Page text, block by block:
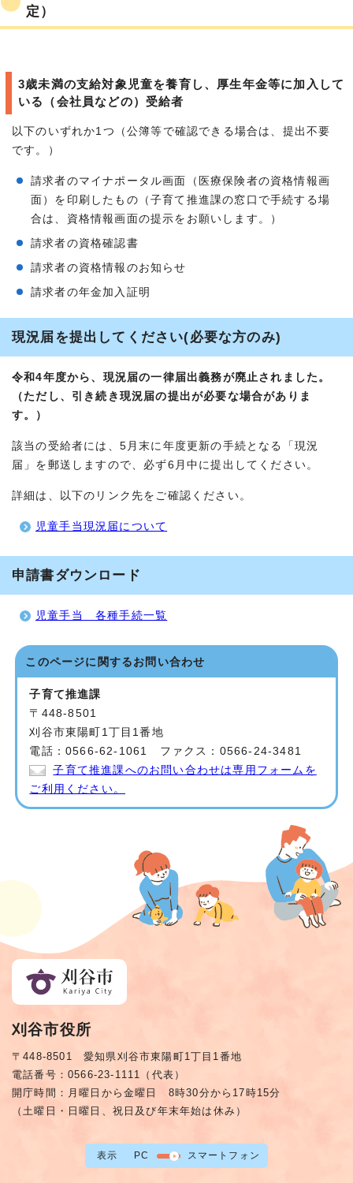
定）
3歳未満の支給対象児童を養育し、厚生年金等に加入して
いる（会社員などの）受給者
以下のいずれか1つ（公簿等で確認できる場合は、提出不要
です。）
請求者のマイナポータル画面（医療保険者の資格情報画
面）を印刷したもの（子育て推進課の窓口で手続する場
合は、資格情報画面の提示をお願いします。）
請求者の資格確認書
請求者の資格情報のお知らせ
請求者の年金加入証明
現況届を提出してください(必要な方のみ)
令和4年度から、現況届の一律届出義務が廃止されました。
（ただし、引き続き現況届の提出が必要な場合がありま
す。）
該当の受給者には、5月末に年度更新の手続となる「現況
届」を郵送しますので、必ず6月中に提出してください。
詳細は、以下のリンク先をご確認ください。
児童手当現況届について
申請書ダウンロード
児童手当 各種手続一覧
このページに関する お問い合わせ
子育て推進課
〒448-8501
刈谷市東陽町1丁目1番地
電話：0566-62-1061 ファクス：0566-24-3481
子育て推進課へのお問い合わせは専用フォームを
ご利用ください。
刈谷市役所
〒448-8501 愛知県刈谷市東陽町1丁目1番地
電話番号：0566-23-1111（代表）
開庁時間：月曜日から金曜日 8時30分から17時15分
（土曜日・日曜日、祝日及び年末年始は休み）
表示 PC スマートフォン